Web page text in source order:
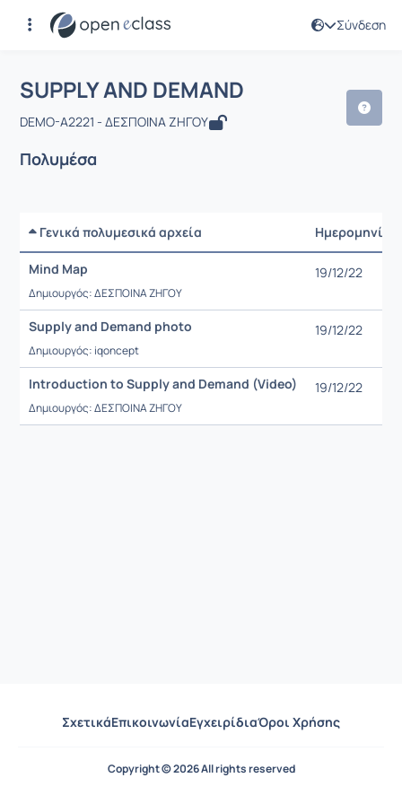
Σύνδεση
Αρχική Σελίδα
Μάθημα : SUPPLY AND DEMAND
SUPPLY AND DEMAND
DEMO-A2221 - ΔΕΣΠΟΙΝΑ ΖΗΓΟΥ
Πολυμέσα
Γενικά πολυμεσικά αρχεία Ημερομηνία
Mind Map
Δημιουργός: ΔΕΣΠΟΙΝΑ ΖΗΓΟΥ
19/12/22
Supply and Demand photo
Δημιουργός: iqoncept
19/12/22
Introduction to Supply and Demand (Video)
Δημιουργός: ΔΕΣΠΟΙΝΑ ΖΗΓΟΥ
19/12/22
ΣχετικάΕπικοινωνίαΕγχειρίδιαΌροι Χρήσης
Copyright © 2026 All rights reserved